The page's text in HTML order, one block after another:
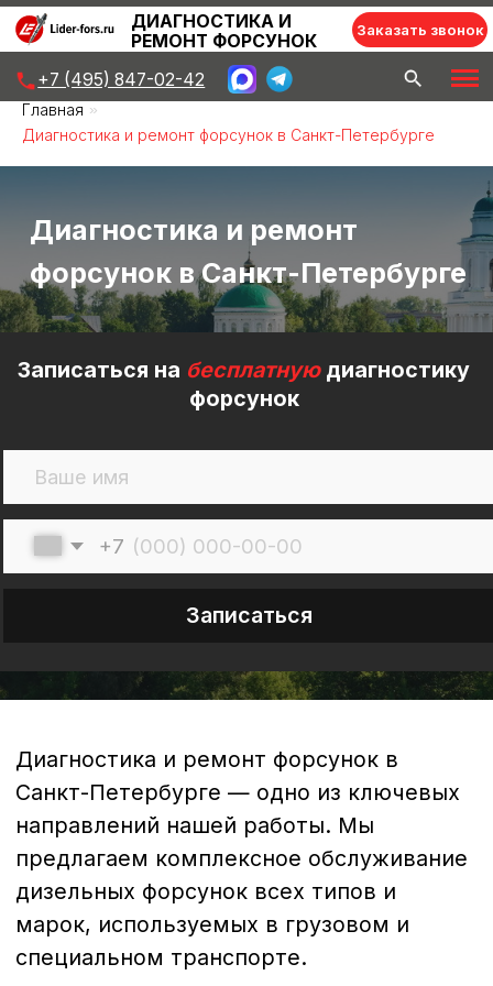
Заказать звонок
ДИАГНОСТИКА И
РЕМОНТ ФОРСУНОК
Главная »
Диагностика и ремонт форсунок в Санкт-Петербурге
Диагностика и ремонт
Записаться набесплатнуюдиагностику
форсунок
Диагностика и ремонт форсунок в
предлагаем комплексное обслуживание
специальном транспорте.
ремонт форсунок?
1. Диагностика форсунок
Диагностика - это первый и важнейший
этап обслуживания. С помощью
специализированного оборудования мы
проводим полную проверку состояния
анализ герметичности и давления